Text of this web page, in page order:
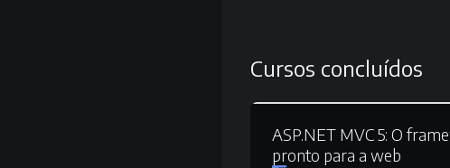
Cursos concluídos
ASP.NET MVC 5: O
pronto para a web